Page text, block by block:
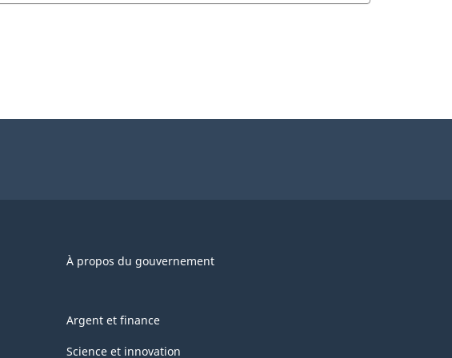
À propos du gouvernement
Argent et finance
Science et innovation